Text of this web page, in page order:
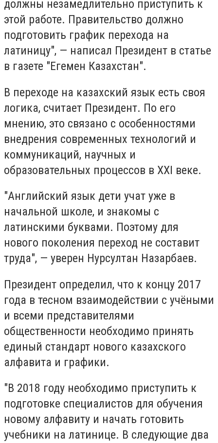
должны незамедлительно приступить к
этой работе. Правительство должно
подготовить график перехода на
латиницу", — написал Президент в статье
в газете "Егемен Казахстан".
В переходе на казахский язык есть своя
логика, считает Президент. По его
мнению, это связано с особенностями
внедрения современных технологий и
коммуникаций, научных и
образовательных процессов в XXI веке.
"Английский язык дети учат уже в
начальной школе, и знакомы с
латинскими буквами. Поэтому для
нового поколения переход не составит
труда", — уверен Нурсултан Назарбаев.
Президент определил, что к концу 2017
года в тесном взаимодействии с учёными
и всеми представителями
общественности необходимо принять
единый стандарт нового казахского
алфавита и графики.
"В 2018 году необходимо приступить к
подготовке специалистов для обучения
новому алфавиту и начать готовить
учебники на латинице. В следующие два